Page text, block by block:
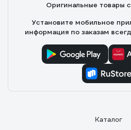
Оригинальные товары
Установите мобильное
информация по заказам
Каталог